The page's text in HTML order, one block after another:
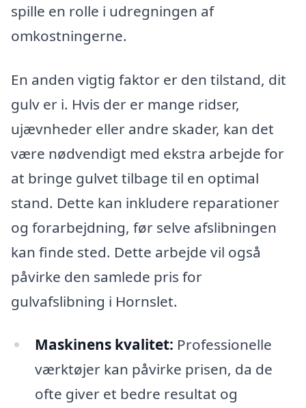
spille en rolle i udregningen af
omkostningerne.
En anden vigtig faktor er den tilstand, dit
gulv er i. Hvis der er mange ridser,
ujævnheder eller andre skader, kan det
være nødvendigt med ekstra arbejde for
at bringe gulvet tilbage til en optimal
stand. Dette kan inkludere reparationer
og forarbejdning, før selve afslibningen
kan finde sted. Dette arbejde vil også
påvirke den samlede pris for
gulvafslibning i Hornslet.
Maskinens kvalitet: Professionelle
værktøjer kan påvirke prisen, da de
ofte giver et bedre resultat og